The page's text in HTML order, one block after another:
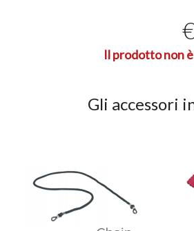
Il prodotto non
Gli accessori